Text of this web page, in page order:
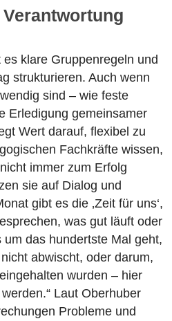
klare Gruppenregeln und
strukturieren. Auch wenn
sind – wie feste
Erledigung gemeinsamer
Wert darauf, flexibel zu
Fachkräfte wissen,
immer zum Erfolg
sie auf Dialog und
gibt es die ‚Zeit für uns‘,
was gut läuft oder
das hundertste Mal geht,
abwischt, oder darum,
wurden – hier
Laut Oberhuber
Probleme und